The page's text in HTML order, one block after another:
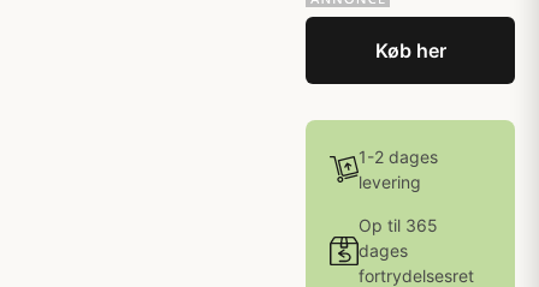
Køb her
1-2 dages
levering
Op til 365
dages
fortrydelsesret